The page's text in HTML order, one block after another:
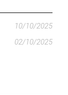
10/10/2025
02/10/2025